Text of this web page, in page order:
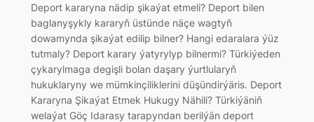
Deport kararyna nädip şikaýat etmeli? Deport bilen
baglanyşykly kararyň üstünde näçe wagtyň
dowamynda şikaýat edilip bilner? Hangi edaralara ýüz
tutmaly? Deport karary ýatyrylyp bilnermi? Türkiýeden
çykarylmaga degişli bolan daşary ýurtlularyň
hukuklaryny we mümkinçiliklerini düşündirýäris. Deport
Kararyna Şikaýat Etmek Hukugy Nähili? Türkiýäniň
welaýat Göç Idarasy tarapyndan berilýän deport